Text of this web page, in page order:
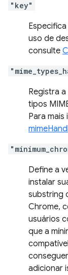
"key"
uso de
consulte
Registra
tipos
Para
Define a
instalar
substring
Chrome,
usuários
que a
adicionar